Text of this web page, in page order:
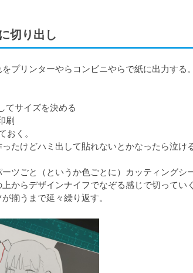
切り出し
プリンターやらコンビニやらで紙に出力する。
サイズを決める
刷
く。
たけどハミ出して貼れないとかなったら泣け
ツごと（というか色ごとに）カッティングシ
からデザインナイフでなぞる感じで切っていく
揃うまで延々繰り返す。